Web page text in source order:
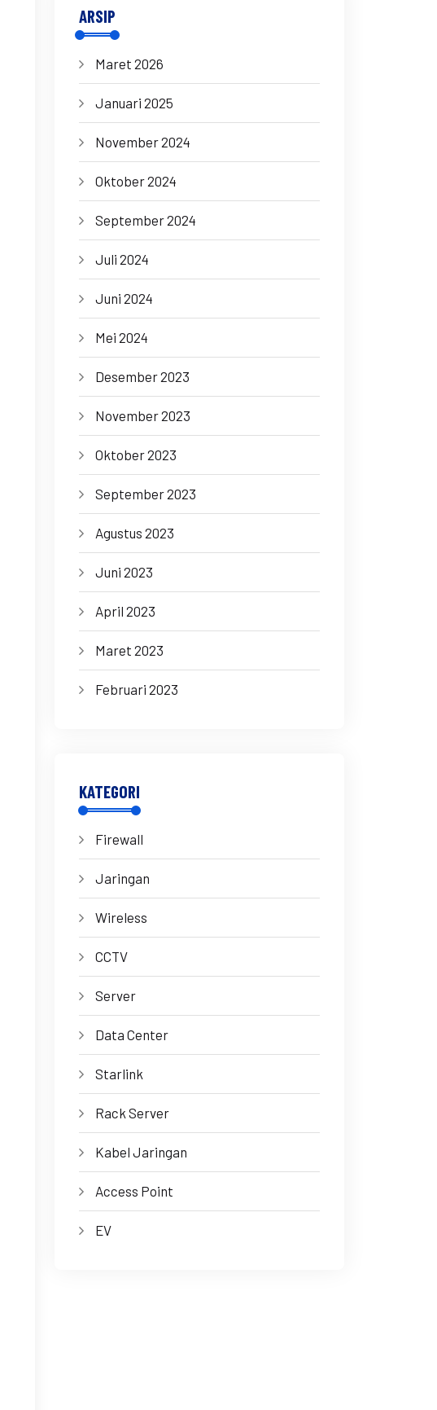
ARSIP
Maret 2026
Januari 2025
November 2024
Oktober 2024
September 2024
Juli 2024
Juni 2024
Mei 2024
Desember 2023
November 2023
Oktober 2023
September 2023
Agustus 2023
Juni 2023
April 2023
Maret 2023
Februari 2023
KATEGORI
Firewall
Jaringan
Wireless
CCTV
Server
Data Center
Starlink
Rack Server
Kabel Jaringan
Access Point
EV